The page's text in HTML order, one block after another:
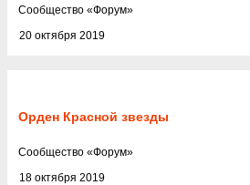
20 октября 2019
Cообщество «Форум»
Орден Красной звезды
18 октября 2019
Cообщество «Форум»